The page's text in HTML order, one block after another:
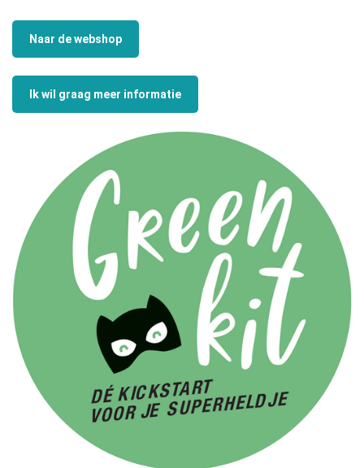
Naar de webshop
Ik wil graag meer informatie